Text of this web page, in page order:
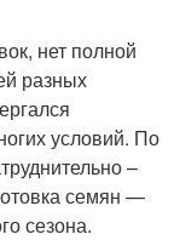
нет полной
разных
условий. По
–
семян —
сезона.